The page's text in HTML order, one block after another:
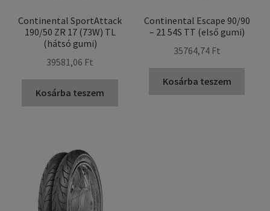
Continental SportAttack
190/50 ZR 17 (73W) TL
(hátsó gumi)
39581,06 Ft
Kosárba teszem
Continental Escape 90/90
– 21 54S TT (első gumi)
35764,74 Ft
Kosárba teszem